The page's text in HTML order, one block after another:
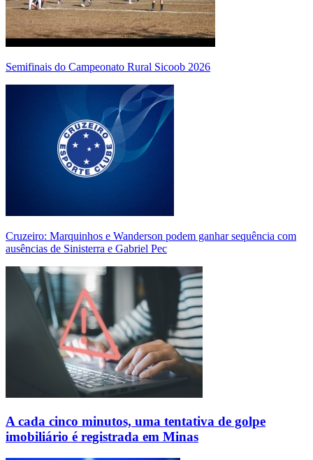
Semifinais do Campeonato Rural Sicoob 2026
Cruzeiro: Marquinhos e Wanderson podem ganhar sequência com
ausências de Sinisterra e Gabriel Pec
A cada cinco minutos, uma tentativa de golpe
imobiliário é registrada em Minas